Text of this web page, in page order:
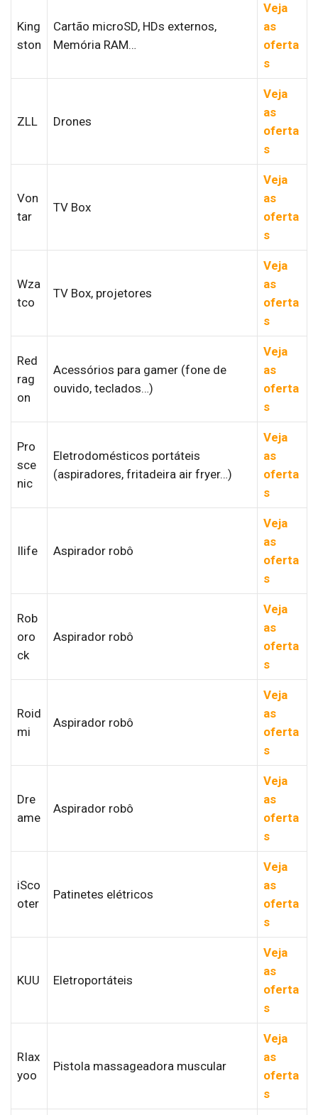
King
ston
Cartão microSD, HDs externos,
Memória RAM…
Veja
as
oferta
s
ZLL Drones
Veja
as
oferta
s
Von
tar
TV Box
Veja
as
oferta
s
Wza
tco
TV Box, projetores
Veja
as
oferta
s
Red
rag
on
Acessórios para gamer (fone de
ouvido, teclados…)
Veja
as
oferta
s
Pro
sce
nic
Eletrodomésticos portáteis
(aspiradores, fritadeira air fryer…)
Veja
as
oferta
s
Ilife Aspirador robô
Veja
as
oferta
s
Rob
oro
ck
Aspirador robô
Veja
as
oferta
s
Roid
mi
Aspirador robô
Veja
as
oferta
s
Dre
ame
Aspirador robô
Veja
as
oferta
s
iSco
oter
Patinetes elétricos
Veja
as
oferta
s
KUU Eletroportáteis
Veja
as
oferta
s
RIax
yoo
Pistola massageadora muscular
Veja
as
oferta
s